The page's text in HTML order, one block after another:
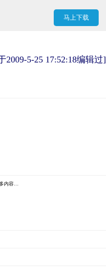
马上下载
2009-5-25 17:52:18编辑过]
内容…